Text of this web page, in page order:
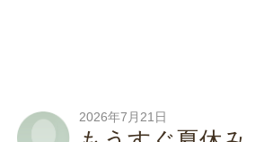
2026年7月21日